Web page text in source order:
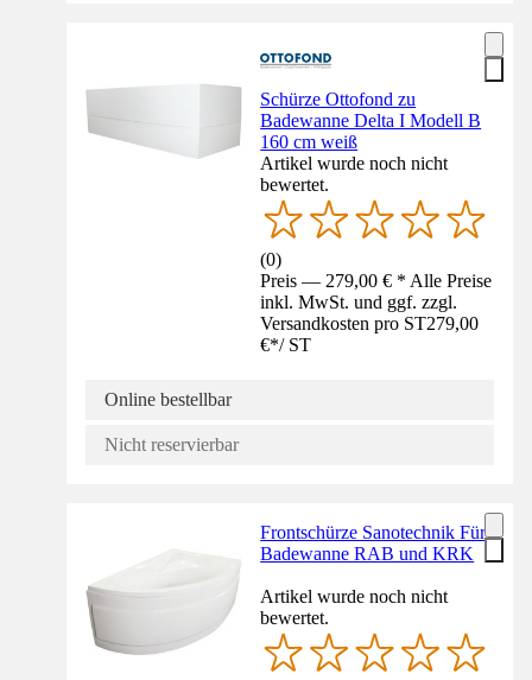
Schürze Ottofond zu
Badewanne Delta I Modell B
160 cm weiß
Artikel wurde noch nicht
bewertet.
(0)
Preis — 279,00 € * Alle Preise
inkl. MwSt. und ggf. zzgl.
Versandkosten pro ST279,00
€*/ ST
Online bestellbar
Nicht reservierbar
Frontschürze Sanotechnik Für
Badewanne RAB und KRK
Artikel wurde noch nicht
bewertet.